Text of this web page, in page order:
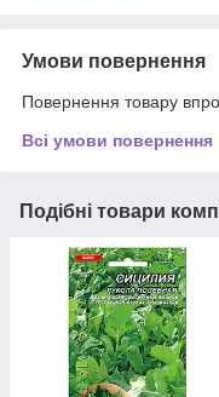
Умови повернення
Повернення товару
Всі умови повернення
Подібні товари